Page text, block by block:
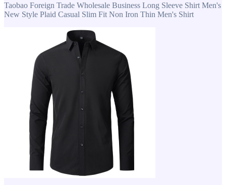
Taobao Foreign Trade Wholesale Business Long Sleeve Shirt Men's
New Style Plaid Casual Slim Fit Non Iron Thin Men's Shirt